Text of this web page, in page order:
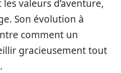
valeurs d’aventure,
Son évolution à
comment un
gracieusement tout